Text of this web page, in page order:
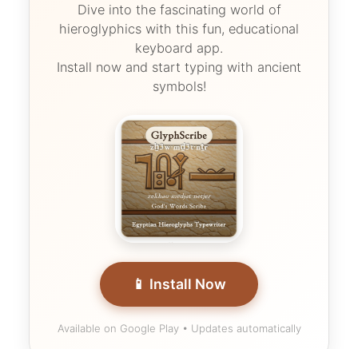
Dive into the fascinating world of
hieroglyphics with this fun, educational
keyboard app.
Install now and start typing with ancient
symbols!
📱 Install Now
Available on Google Play • Updates automatically